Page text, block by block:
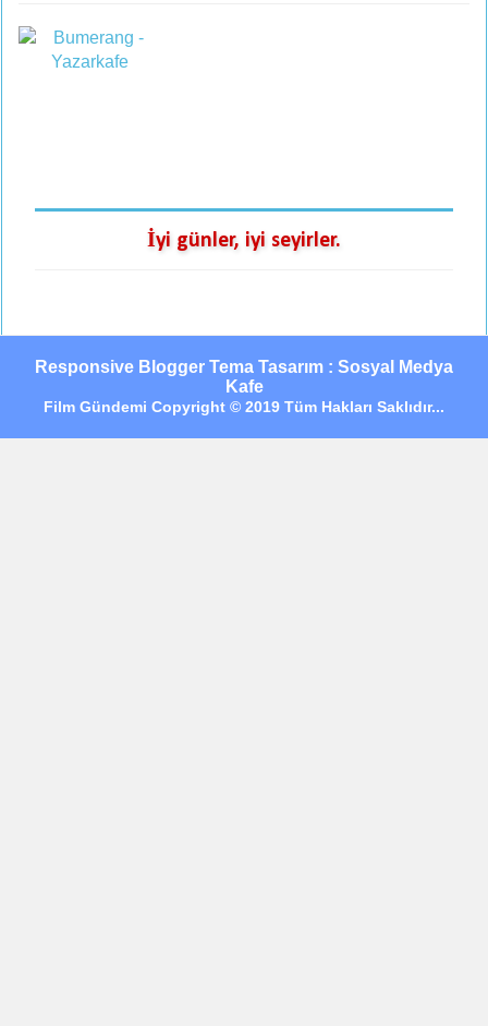
İyi günler, iyi seyirler.
Responsive Blogger Tema Tasarım : Sosyal Medya
Kafe
Film Gündemi Copyright © 2019 Tüm Hakları Saklıdır...